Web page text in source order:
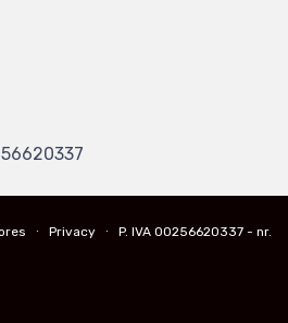
∙ Privacy ∙ P. IVA 00256620337 - nr.